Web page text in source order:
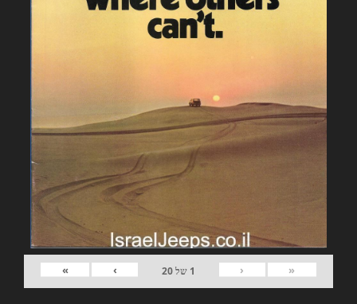
«
‹
1 של20
›
»